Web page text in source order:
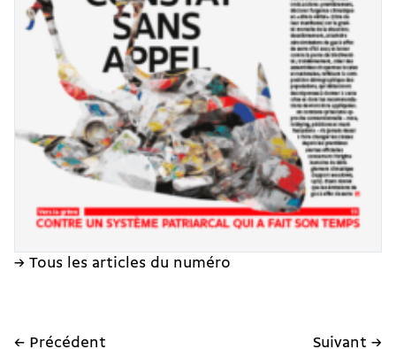
→ Tous les articles du numéro
← Précédent Suivant →